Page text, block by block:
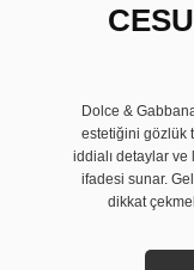
Dolce &
estetiğini gözlük
iddialı detaylar
ifadesi sunar.
dikkat